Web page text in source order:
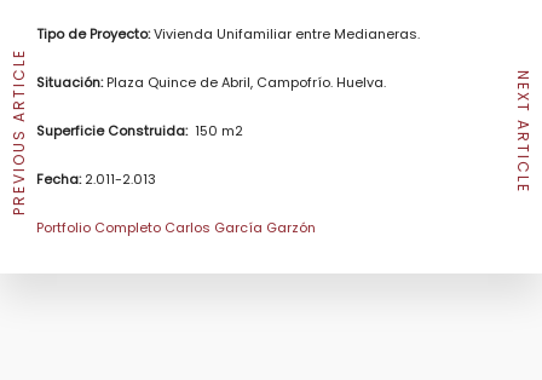
Tipo de Proyecto:Vivienda Unifamiliar entre Medianeras.
Situación:Plaza Quince de Abril, Campofrío. Huelva.
Superficie Construida: 150 m2
Fecha:2.011-2.013
Portfolio Completo Carlos García Garzón
PREVIOUS ARTICLE NEXT ARTICLE